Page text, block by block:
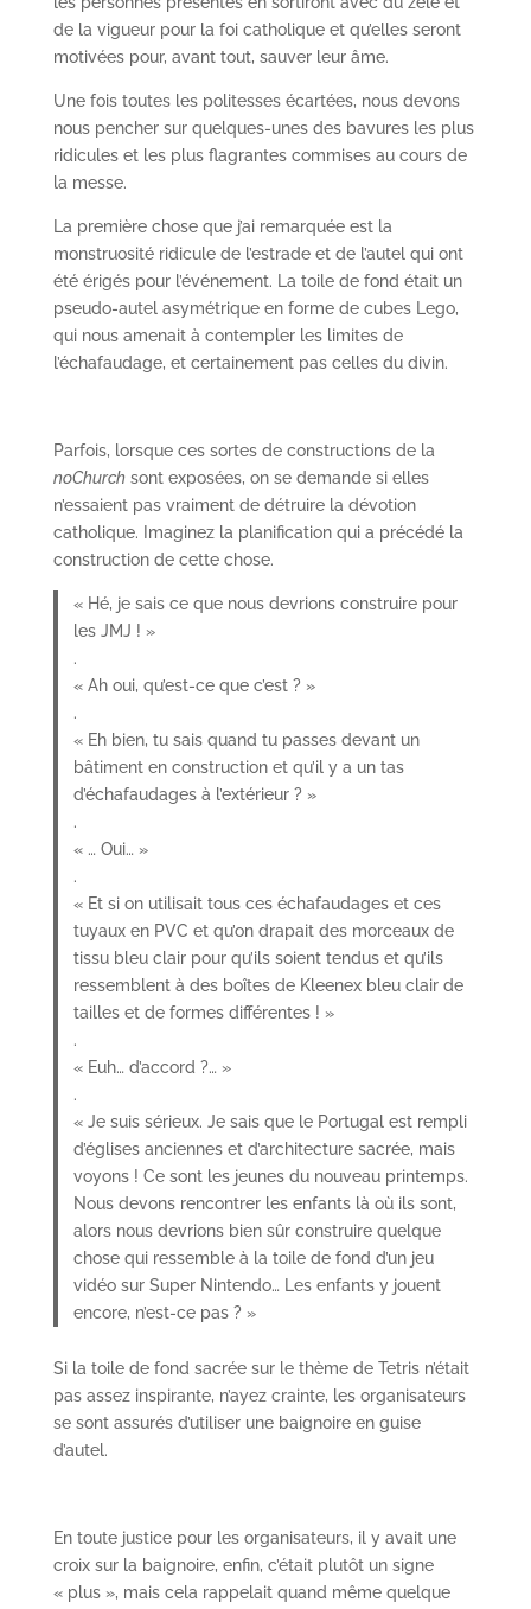
de la vigueur pour la foi catholique et qu’elles seront
motivées pour, avant tout, sauver leur âme.
Une fois toutes les politesses écartées, nous devons
nous pencher sur quelques-unes des bavures les plus
ridicules et les plus flagrantes commises au cours de
la messe.
La première chose que j’ai remarquée est la
monstruosité ridicule de l’estrade et de l’autel qui ont
été érigés pour l’événement. La toile de fond était un
pseudo-autel asymétrique en forme de cubes Lego,
qui nous amenait à contempler les limites de
l’échafaudage, et certainement pas celles du divin.
Parfois, lorsque ces sortes de constructions de la
noChurchsont exposées, on se demande si elles
n’essaient pas vraiment de détruire la dévotion
catholique. Imaginez la planification qui a précédé la
construction de cette chose.
« Hé, je sais ce que nous devrions construire pour
les JMJ ! »
.
« Ah oui, qu’est-ce que c’est ? »
.
« Eh bien, tu sais quand tu passes devant un
bâtiment en construction et qu’il y a un tas
d’échafaudages à l’extérieur ? »
.
« … Oui… »
.
« Et si on utilisait tous ces échafaudages et ces
tuyaux en PVC et qu’on drapait des morceaux de
tissu bleu clair pour qu’ils soient tendus et qu’ils
ressemblent à des boîtes de Kleenex bleu clair de
tailles et de formes différentes ! »
.
« Euh… d’accord ?… »
.
« Je suis sérieux. Je sais que le Portugal est rempli
d’églises anciennes et d’architecture sacrée, mais
voyons ! Ce sont les jeunes du nouveau printemps.
Nous devons rencontrer les enfants là où ils sont,
alors nous devrions bien sûr construire quelque
chose qui ressemble à la toile de fond d’un jeu
vidéo sur Super Nintendo… Les enfants y jouent
encore, n’est-ce pas ? »
Si la toile de fond sacrée sur le thème de Tetris n’était
pas assez inspirante, n’ayez crainte, les organisateurs
se sont assurés d’utiliser une baignoire en guise
d’autel.
En toute justice pour les organisateurs, il y avait une
croix sur la baignoire, enfin, c’était plutôt un signe
« plus », mais cela rappelait quand même quelque